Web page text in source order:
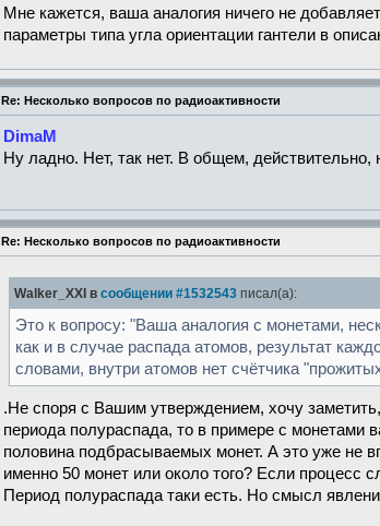
Мне кажется, ваша аналогия ничего не
параметры типа угла ориентации гантели в
Re: Несколько вопросов по радиоактивности
DimaM
Ну ладно. Нет, так нет. В общем, действительно,
Re: Несколько вопросов по радиоактивности
Walker_XXI в сообщении #1532543 писал(а):
Это к вопросу: "Ваша аналогия с монетами,
как и в случае распада атомов, результат
словами, внутри атомов нет счётчика
.Не споря с Вашим утверждением, хочу
периода полураспада, то в примере с монетами
половина подбрасываемых монет. А это уже не
именно 50 монет или около того? Если процесс
Период полураспада таки есть. Но смысл